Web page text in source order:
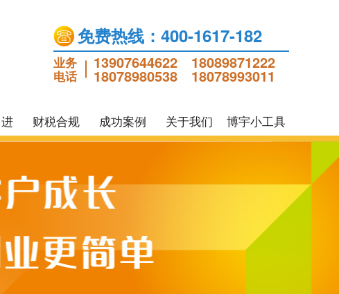
免费热线：400-1617-182
业务
电话
13907644622 18089871222
18078980538 18078993011
财税合规 成功案例 关于我们 博宇小工具